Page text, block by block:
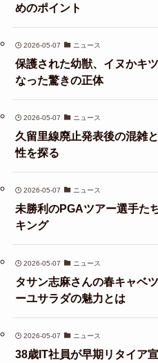
めのポイント
2026-05-07 ニュース
保護された幼獣、イヌかキ
なった驚きの正体
2026-05-07 ニュース
久留里線廃止発表後の混雑
性を探る
2026-05-07 ニュース
未勝利のPGAツアー選手た
キング
2026-05-07 ニュース
タサン志麻さんの春キャベ
ーユサラダの魅力とは
2026-05-07 ニュース
38歳IT社員が早期リタイア